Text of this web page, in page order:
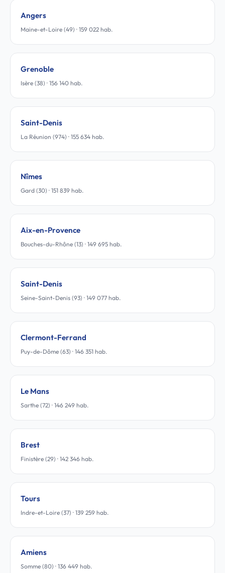
Angers
Maine-et-Loire (49) · 159 022 hab.
Grenoble
Isère (38) · 156 140 hab.
Saint-Denis
La Réunion (974) · 155 634 hab.
Nîmes
Gard (30) · 151 839 hab.
Aix-en-Provence
Bouches-du-Rhône (13) · 149 695 hab.
Saint-Denis
Seine-Saint-Denis (93) · 149 077 hab.
Clermont-Ferrand
Puy-de-Dôme (63) · 146 351 hab.
Le Mans
Sarthe (72) · 146 249 hab.
Brest
Finistère (29) · 142 346 hab.
Tours
Indre-et-Loire (37) · 139 259 hab.
Amiens
Somme (80) · 136 449 hab.